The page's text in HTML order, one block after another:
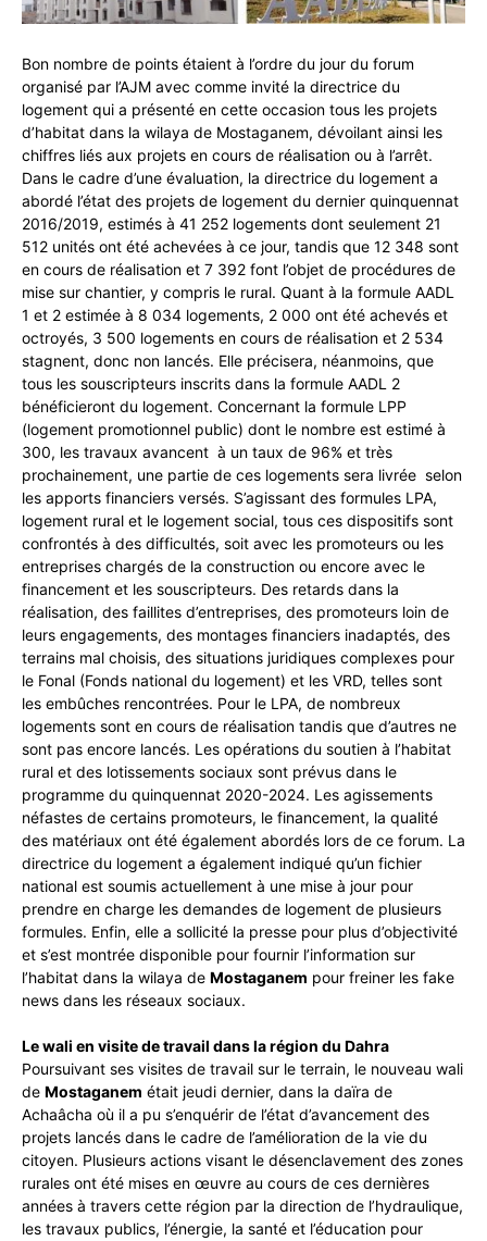
Bon nombre de points étaient à l’ordre du jour du forum
organisé par l’AJM avec comme invité la directrice du
logement qui a présenté en cette occasion tous les projets
d’habitat dans la wilaya de Mostaganem, dévoilant ainsi les
chiffres liés aux projets en cours de réalisation ou à l’arrêt.
Dans le cadre d’une évaluation, la directrice du logement a
abordé l’état des projets de logement du dernier quinquennat
2016/2019, estimés à 41 252 logements dont seulement 21
512 unités ont été achevées à ce jour, tandis que 12 348 sont
en cours de réalisation et 7 392 font l’objet de procédures de
mise sur chantier, y compris le rural. Quant à la formule AADL
1 et 2 estimée à 8 034 logements, 2 000 ont été achevés et
octroyés, 3 500 logements en cours de réalisation et 2 534
stagnent, donc non lancés. Elle précisera, néanmoins, que
tous les souscripteurs inscrits dans la formule AADL 2
bénéficieront du logement. Concernant la formule LPP
(logement promotionnel public) dont le nombre est estimé à
300, les travaux avancent à un taux de 96% et très
prochainement, une partie de ces logements sera livrée selon
les apports financiers versés. S’agissant des formules LPA,
logement rural et le logement social, tous ces dispositifs sont
confrontés à des difficultés, soit avec les promoteurs ou les
entreprises chargés de la construction ou encore avec le
financement et les souscripteurs. Des retards dans la
réalisation, des faillites d’entreprises, des promoteurs loin de
leurs engagements, des montages financiers inadaptés, des
terrains mal choisis, des situations juridiques complexes pour
le Fonal (Fonds national du logement) et les VRD, telles sont
les embûches rencontrées. Pour le LPA, de nombreux
logements sont en cours de réalisation tandis que d’autres ne
sont pas encore lancés. Les opérations du soutien à l’habitat
rural et des lotissements sociaux sont prévus dans le
programme du quinquennat 2020-2024. Les agissements
néfastes de certains promoteurs, le financement, la qualité
des matériaux ont été également abordés lors de ce forum. La
directrice du logement a également indiqué qu’un fichier
national est soumis actuellement à une mise à jour pour
prendre en charge les demandes de logement de plusieurs
formules. Enfin, elle a sollicité la presse pour plus d’objectivité
et s’est montrée disponible pour fournir l’information sur
l’habitat dans la wilaya de Mostaganem pour freiner les fake
news dans les réseaux sociaux.
Le wali en visite de travail dans la région du Dahra
Poursuivant ses visites de travail sur le terrain, le nouveau wali
de Mostaganem était jeudi dernier, dans la daïra de
Achaâcha où il a pu s’enquérir de l’état d’avancement des
projets lancés dans le cadre de l’amélioration de la vie du
citoyen. Plusieurs actions visant le désenclavement des zones
rurales ont été mises en œuvre au cours de ces dernières
années à travers cette région par la direction de l’hydraulique,
les travaux publics, l’énergie, la santé et l’éducation pour